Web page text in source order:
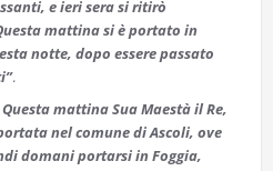
e ieri sera si ritirò
mattina si è portato in
notte, dopo essere passato
.
mattina Sua Maestà il Re,
nel comune di Ascoli, ove
domani portarsi in Foggia,